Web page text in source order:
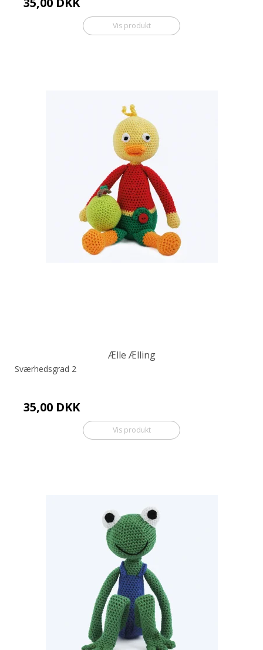
Vis produkt
Ælle Ælling
Sværhedsgrad 2
35,00 DKK
Vis produkt